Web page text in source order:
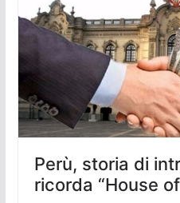
Perù, storia di
ricorda “House